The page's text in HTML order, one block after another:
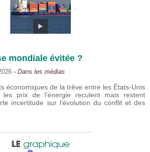
mondiale évitée ?
- Dans les médias
économiques de la trêve entre les États-Unis
prix de l’énergie reculent mais restent
incertitude sur l’évolution du conflit et des